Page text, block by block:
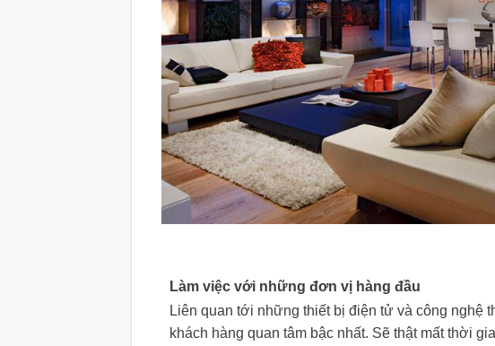
Làm việc với những đơn vị hàng đầu
Liên quan tới những thiết bị điện tử và công nghệ
khách hàng quan tâm bậc nhất. Sẽ thật mất thời